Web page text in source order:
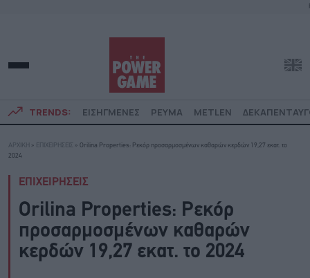
TRENDS: ΕΙΣΗΓΜΕΝΕΣ ΡΕΥΜΑ METLEN
ΑΡΧΙΚΗ » ΕΠΙΧΕΙΡΗΣΕΙΣ » Orilina Properties: Ρεκόρ προσαρμοσμένων καθαρών κερδών 19,27 εκατ. το
2024
ΕΠΙΧΕΙΡΗΣΕΙΣ
Orilina Properties: Ρεκόρ
προσαρμοσμένων καθαρών
κερδών 19,27 εκατ. το 2024